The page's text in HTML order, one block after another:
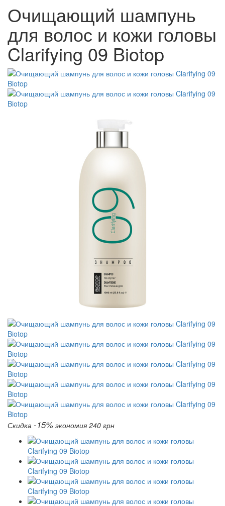
Очищающий шампунь
для волос и кожи головы
Clarifying 09 Biotop
Скидка -15% экономия 240 грн